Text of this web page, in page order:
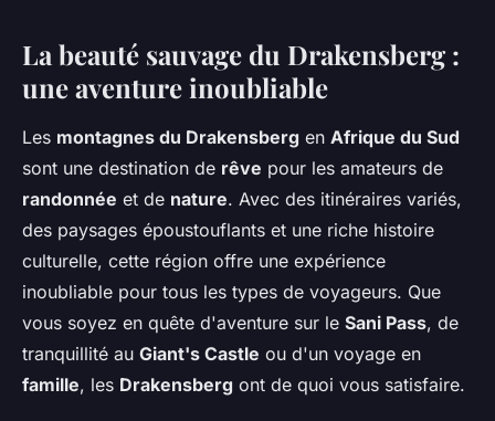
La beauté sauvage du Drakensberg :
une aventure inoubliable
Les montagnes du Drakensberg en Afrique du Sud
sont une destination de rêve pour les amateurs de
randonnée et de nature. Avec des itinéraires variés,
des paysages époustouflants et une riche histoire
culturelle, cette région offre une expérience
inoubliable pour tous les types de voyageurs. Que
vous soyez en quête d'aventure sur le Sani Pass, de
tranquillité au Giant's Castle ou d'un voyage en
famille, les Drakensberg ont de quoi vous satisfaire.